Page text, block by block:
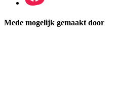
Mede mogelijk gemaakt door